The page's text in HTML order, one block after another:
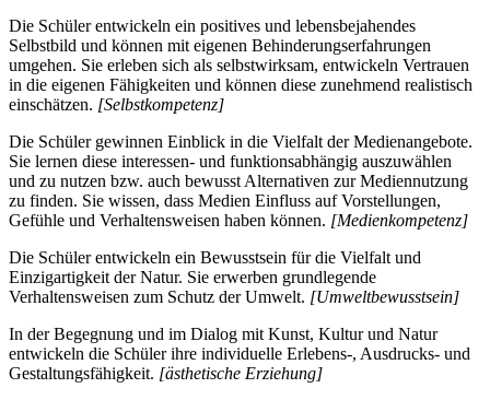
Die Schüler entwickeln ein positives und lebensbejahendes
Selbstbild und können mit eigenen Behinderungserfahrungen
umgehen. Sie erleben sich als selbstwirksam, entwickeln Vertrauen
in die eigenen Fähigkeiten und können diese zunehmend realistisch
einschätzen. [Selbstkompetenz]
Die Schüler gewinnen Einblick in die Vielfalt der Medienangebote.
Sie lernen diese interessen- und funktionsabhängig auszuwählen
und zu nutzen bzw. auch bewusst Alternativen zur Mediennutzung
zu finden. Sie wissen, dass Medien Einfluss auf Vorstellungen,
Gefühle und Verhaltensweisen haben können. [Medienkompetenz]
Die Schüler entwickeln ein Bewusstsein für die Vielfalt und
Einzigartigkeit der Natur. Sie erwerben grundlegende
Verhaltensweisen zum Schutz der Umwelt. [Umweltbewusstsein]
In der Begegnung und im Dialog mit Kunst, Kultur und Natur
entwickeln die Schüler ihre individuelle Erlebens-, Ausdrucks- und
Gestaltungsfähigkeit. [ästhetische Erziehung]